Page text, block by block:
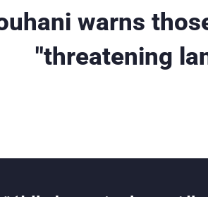
warns
'threatening